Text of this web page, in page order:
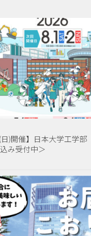
日)開催】日本大学工学部
み受付中＞